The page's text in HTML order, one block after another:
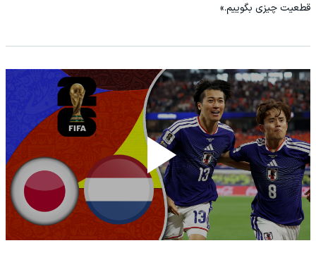
قطعیت چیزی بگوییم.»